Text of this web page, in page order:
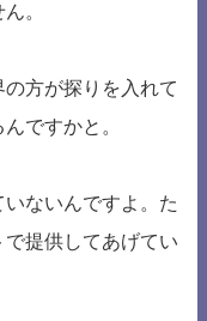
。
方が探りを入れて
ですかと。
ないんですよ。た
提供してあげてい